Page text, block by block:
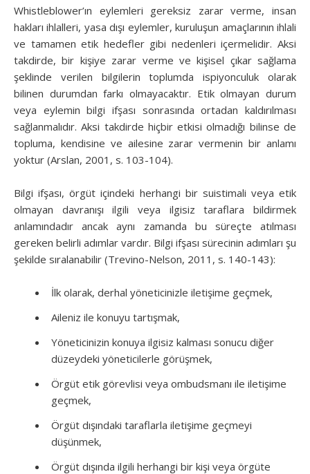
Whistleblower’ın eylemleri gereksiz zarar verme, insan
hakları ihlalleri, yasa dışı eylemler, kuruluşun amaçlarının ihlali
ve tamamen etik hedefler gibi nedenleri içermelidir. Aksi
takdirde, bir kişiye zarar verme ve kişisel çıkar sağlama
şeklinde verilen bilgilerin toplumda ispiyonculuk olarak
bilinen durumdan farkı olmayacaktır. Etik olmayan durum
veya eylemin bilgi ifşası sonrasında ortadan kaldırılması
sağlanmalıdır. Aksi takdirde hiçbir etkisi olmadığı bilinse de
topluma, kendisine ve ailesine zarar vermenin bir anlamı
yoktur (Arslan, 2001, s. 103-104).
Bilgi ifşası, örgüt içindeki herhangi bir suistimali veya etik
olmayan davranışı ilgili veya ilgisiz taraflara bildirmek
anlamındadır ancak aynı zamanda bu süreçte atılması
gereken belirli adımlar vardır. Bilgi ifşası sürecinin adımları şu
şekilde sıralanabilir (Trevino-Nelson, 2011, s. 140-143):
İlk olarak, derhal yöneticinizle iletişime geçmek,
Aileniz ile konuyu tartışmak,
Yöneticinizin konuya ilgisiz kalması sonucu diğer
düzeydeki yöneticilerle görüşmek,
Örgüt etik görevlisi veya ombudsmanı ile iletişime
geçmek,
Örgüt dışındaki taraflarla iletişime geçmeyi
düşünmek,
Örgüt dışında ilgili herhangi bir kişi veya örgüte